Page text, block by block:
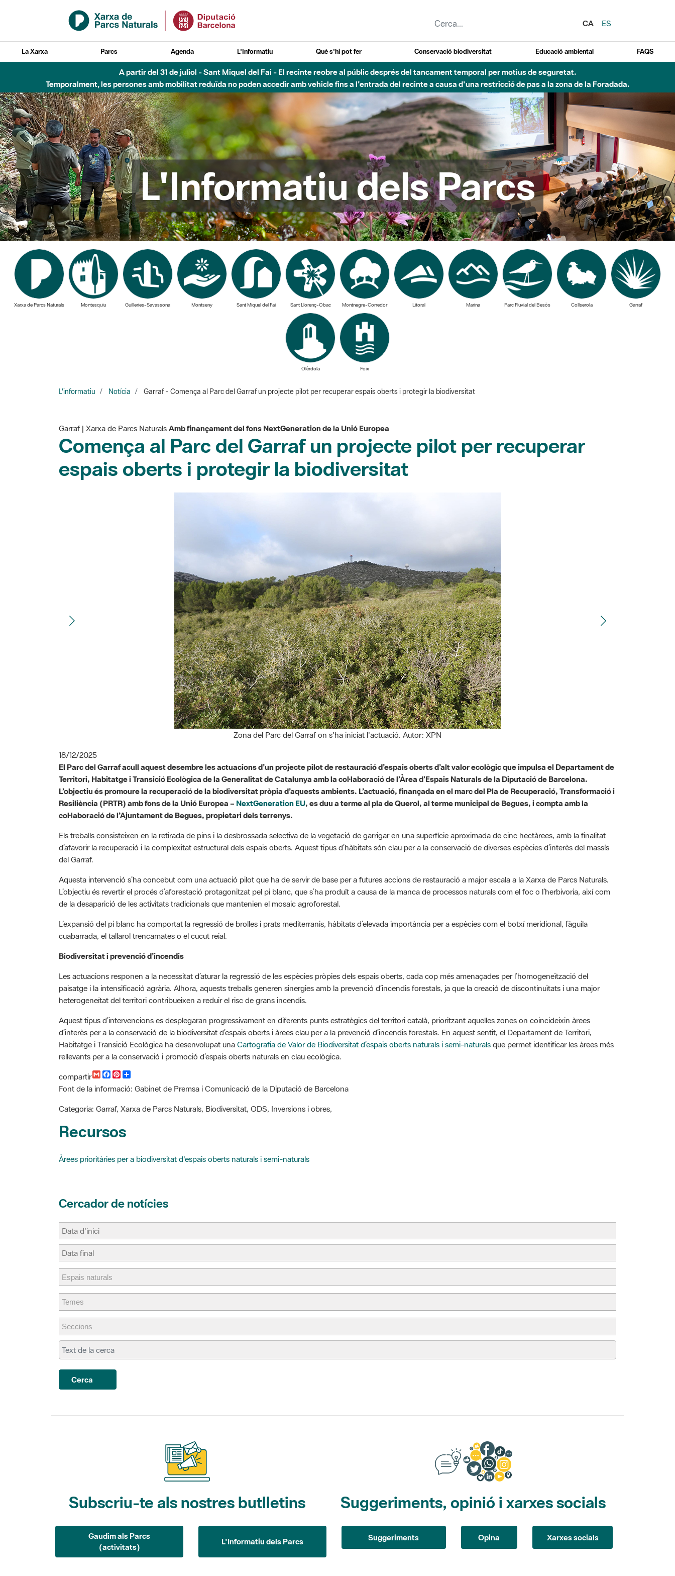
Salta al contingut principal
CA
ES
La Xarxa Parcs Agenda L'Informatiu Què s'hi pot fer Conservació biodiversitat Educació ambiental FAQS
Fins al desembre de 2026 - Parc Fluvial Besòs - Afectacions a la llera del Parc Fluvial del Besòs degut a obres de construcció d'una passera sobre el riu
L'Informatiu dels Parcs
Xarxa de Parcs Naturals Montesquiu Guilleries-Savassona Sant Miquel del Fai Sant Llorenç-Obac Montnegre-Corredor Parc Fluvial del Besòs
Olèrdola Foix
Comença al Parc del Garraf un projecte pilot per recuperar
espais oberts i protegir la biodiversitat
Zona del Parc del Garraf on s'ha iniciat l'actuació. Autor: XPN
El Parc del Garraf acull aquest desembre les actuacions d’un projecte pilot de restauració d’espais oberts d’alt valor ecològic que impulsa el Departament de
Territori, Habitatge i Transició Ecològica de la Generalitat de Catalunya amb la col·laboració de l’Àrea d’Espais Naturals de la Diputació de Barcelona.
L’objectiu és promoure la recuperació de la biodiversitat pròpia d’aquests ambients. L’actuació, finançada en el marc del Pla de Recuperació, Transformació i
Resiliència (PRTR) amb fons de la Unió Europea –NextGeneration EU, es duu a terme al pla de Querol, al terme municipal de Begues, i compta amb la
col·laboració de l’Ajuntament de Begues, propietari dels terrenys.
Els treballs consisteixen en la retirada de pins i la desbrossada selectiva de la vegetació de garrigar en una superfície aproximada de cinc hectàrees, amb la finalitat
d’afavorir la recuperació i la complexitat estructural dels espais oberts. Aquest tipus d’hàbitats són clau per a la conservació de diverses espècies d’interès del massís
del Garraf.
L’objectiu és revertir el procés d’aforestació protagonitzat pel pi blanc, que s’ha produït a causa de la manca de processos naturals com el foc o l’herbivoria, així com
de la desaparició de les activitats tradicionals que mantenien el mosaic agroforestal.
L’expansió del pi blanc ha comportat la regressió de brolles i prats mediterranis, hàbitats d’elevada importància per a espècies com el botxí meridional, l’àguila
cuabarrada, el tallarol trencamates o el cucut reial.
Les actuacions responen a la necessitat d’aturar la regressió de les espècies pròpies dels espais oberts, cada cop més amenaçades per l’homogeneïtzació del
paisatge i la intensificació agrària. Alhora, aquests treballs generen sinergies amb la prevenció d’incendis forestals, ja que la creació de discontinuïtats i una major
heterogeneïtat del territori contribueixen a reduir el risc de grans incendis.
Aquest tipus d’intervencions es desplegaran progressivament en diferents punts estratègics del territori català, prioritzant aquelles zones on coincideixin àrees
d’interès per a la conservació de la biodiversitat d’espais oberts i àrees clau per a la prevenció d’incendis forestals. En aquest sentit, el Departament de Territori,
Habitatge i Transició Ecològica ha desenvolupat unaCartografia de Valor de Biodiversitat d’espais oberts naturals i semi-naturalsque permet identificar les àrees més
rellevants per a la conservació i promoció d’espais oberts naturals en clau ecològica.
G
m
a
i
l
F
a
c
e
b
o
P
n
t
e
e
C
p
a
t
Font de la informació: Gabinet de Premsa i Comunicació de la Diputació de Barcelona
Categoria: Garraf, Xarxa de Parcs Naturals, Biodiversitat, ODS, Inversions i obres,
Recursos
Cerca
Gaudim als Parcs
(activitats)
Suggeriments Opina Xarxes socials